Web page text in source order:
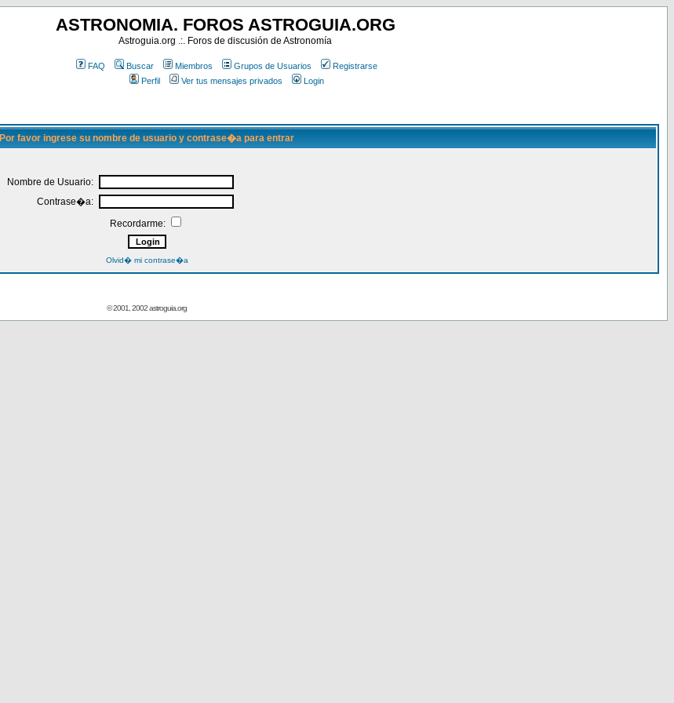
ASTRONOMIA. FOROS ASTROGUIA.ORG
Astroguia.org .:. Foros de discusión de Astronomía
FAQ Buscar Miembros Grupos de Usuarios
Registrarse
Perfil
Ver tus mensajes privados Login
Por favor ingrese su nombre de usuario y contrase�a para entrar
Nombre de Usuario:
Contrase�a:
Recordarme:
Olvid� mi contrase�a
© 2001, 2002 astroguia.org